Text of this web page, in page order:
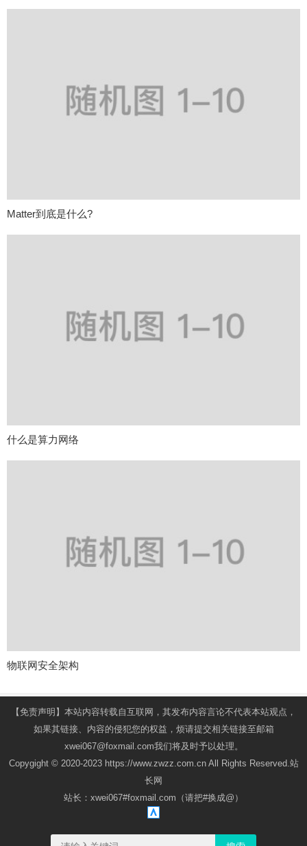
Matter到底是什么?
什么是算力网络
物联网安全架构
【免责声明】本站内容转载自互联网，其发布内容言论不代表本站观点，
如果其链接、内容的侵犯您的权益，烦请提交相关链接至邮箱
xwei067@foxmail.com我们将及时予以处理。
Copygight © 2020-2023 https://www.zwzz.com.cn All Rights Reserved.站
长网
站长：xwei067#foxmail.com（请把#换成@）